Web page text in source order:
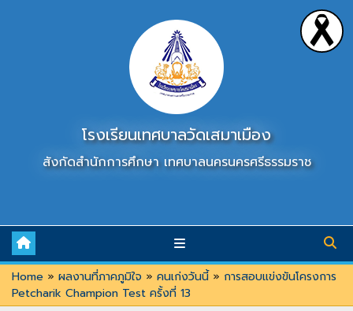
โรงเรียนเทศบาลวัดเสมาเมือง
สังกัดสำนักการศึกษา เทศบาลนครนครศรีธรรมราช
Home » ผลงานที่ภาคภูมิใจ » คนเก่งวันนี้» การสอบแข่งขันโครงการ
Petcharik Champion Test ครั้งที่ 13